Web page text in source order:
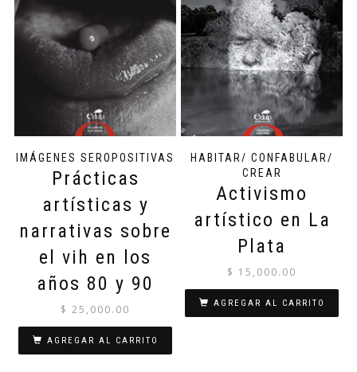
IMÁGENES SEROPOSITIVAS
Prácticas
artísticas y
narrativas sobre
el vih en los
años 80 y 90
$ 25,000.00
AGREGAR AL CARRITO
HABITAR/ CONFABULAR/
CREAR
Activismo
artístico en La
Plata
$ 15,000.00
AGREGAR AL CARRITO